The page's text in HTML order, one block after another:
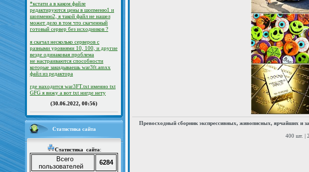
*кстати а в каком файле
редактируются цены в шопменю1 и
шопменю2, я такой файл не нашел
может дело в том что скаченный
готовый сервер без исходников ?
я скачал несколько серверов с
разными уровнями 10, 100, и другие
везде одинаковая проблема
не настраиваются способности
которые закидываешь war3ft.amxx
файл из редактора
где находится war3FT.txt именно txt
GFG я вижу а вот txt нигде нету
(30.06.2022, 00:56)
Статистика сайта
Статистика сайта:
Всего
пользователей
6284
Превосходный сборник экспрессивных, живописных, ярчайших и
400 шт. |